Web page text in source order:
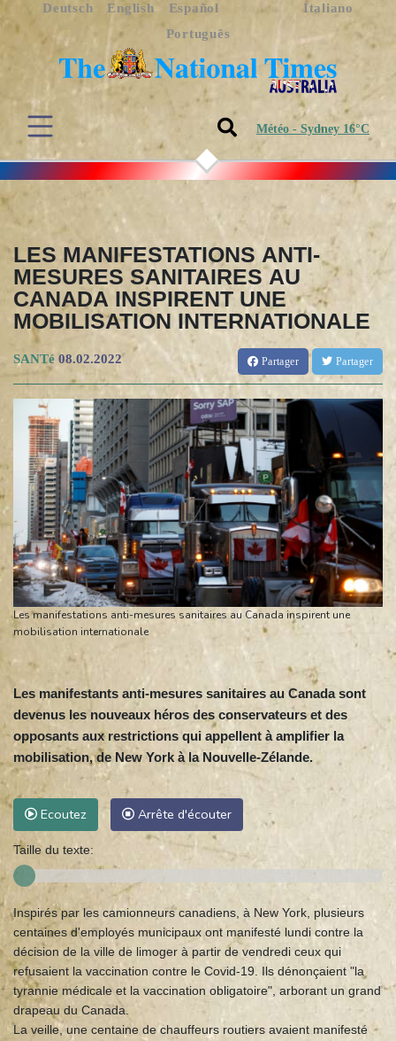
Deutsch English Español Français
Italiano
Português
Météo - Sydney 16°C
LES MANIFESTATIONS ANTI-
MESURES SANITAIRES AU
CANADA INSPIRENT UNE
MOBILISATION INTERNATIONALE
SANTé 08.02.2022 Partager Partager
Les manifestations anti-mesures sanitaires au Canada inspirent une
mobilisation internationale
Les manifestants anti-mesures sanitaires au Canada sont
devenus les nouveaux héros des conservateurs et des
opposants aux restrictions qui appellent à amplifier la
mobilisation, de New York à la Nouvelle-Zélande.
Ecoutez Arrête d'écouter
Taille du texte:
Inspirés par les camionneurs canadiens, à New York, plusieurs
centaines d'employés municipaux ont manifesté lundi contre la
décision de la ville de limoger à partir de vendredi ceux qui
refusaient la vaccination contre le Covid-19. Ils dénonçaient "la
tyrannie médicale et la vaccination obligatoire", arborant un grand
drapeau du Canada.
La veille, une centaine de chauffeurs routiers avaient manifesté